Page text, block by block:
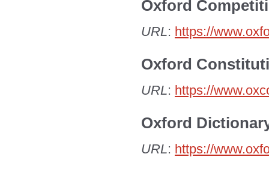
Oxford
URL: https://
Oxford
URL: https://
Oxford
URL: https://